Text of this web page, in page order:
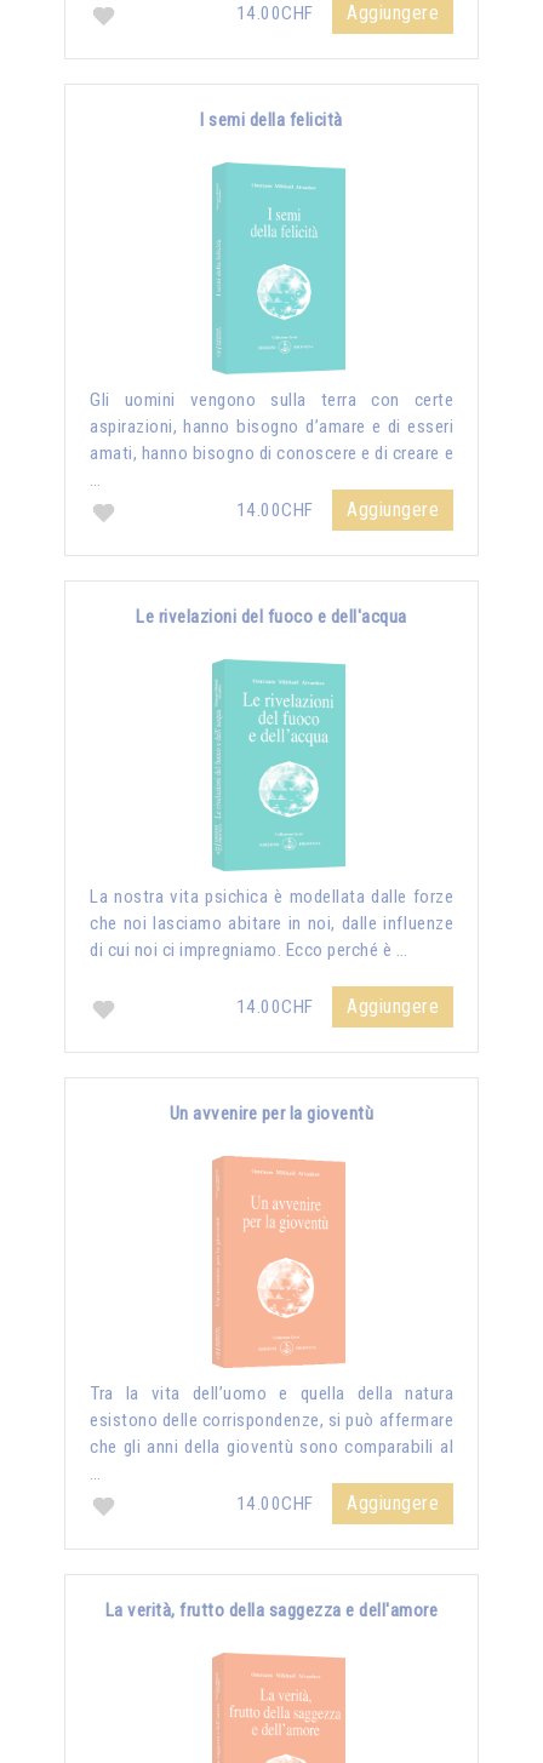
14.00CHF
Aggiungere
I semi della felicità
Gli uomini vengono sulla terra con certe
aspirazioni, hanno bisogno d’amare e di esseri
amati, hanno bisogno di conoscere e di creare e
…
14.00CHF
Aggiungere
Le rivelazioni del fuoco e dell'acqua
La nostra vita psichica è modellata dalle forze
che noi lasciamo abitare in noi, dalle influenze
di cui noi ci impregniamo. Ecco perché è …
14.00CHF Aggiungere
Un avvenire per la gioventù
Tra la vita dell’uomo e quella della natura
esistono delle corrispondenze, si può affermare
che gli anni della gioventù sono comparabili al
…
14.00CHF
Aggiungere
La verità, frutto della saggezza e dell'amore